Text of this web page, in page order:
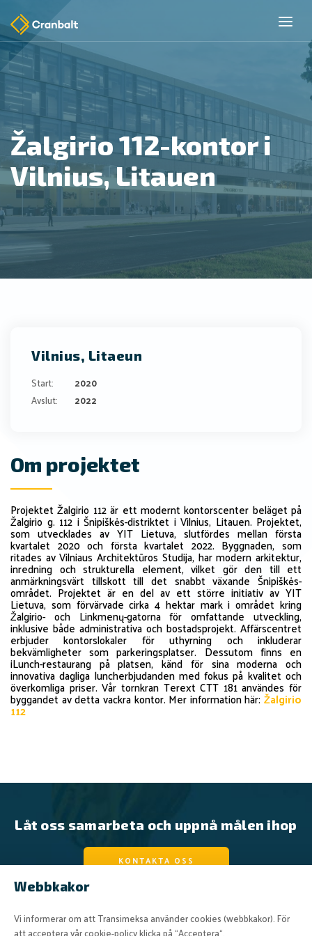
Žalgirio 112-kontor i
Vilnius, Litauen
Vilnius, Litaeun
Start:
Avslut:
2020
2022
Om projektet
Projektet Žalgirio 112 är ett modernt kontorscenter beläget på
Žalgirio g. 112 i Šnipiškės-distriktet i Vilnius, Litauen. Projektet,
som utvecklades av YIT Lietuva, slutfördes mellan första
kvartalet 2020 och första kvartalet 2022. Byggnaden, som
ritades av Vilniaus Architektūros Studija, har modern arkitektur,
inredning och strukturella element, vilket gör den till ett
anmärkningsvärt tillskott till det snabbt växande Šnipiškės-
området. Projektet är en del av ett större initiativ av YIT
Lietuva, som förvärvade cirka 4 hektar mark i området kring
Žalgirio- och Linkmenų-gatorna för omfattande utveckling,
inklusive både administrativa och bostadsprojekt. Affärscentret
erbjuder kontorslokaler för uthyrning och inkluderar
bekvämligheter som parkeringsplatser. Dessutom finns en
iLunch-restaurang på platsen, känd för sina moderna och
innovativa dagliga luncherbjudanden med fokus på kvalitet och
överkomliga priser. Vår tornkran Terext CTT 181 användes för
byggandet av detta vackra kontor. Mer information här: Žalgirio
112
Låt oss samarbeta och uppnå målen ihop
KONTAKTA OSS
Webbkakor
Vi informerar om att Transimeksa använder cookies (webbkakor). För
att acceptera vår cookie-policy klicka på “Acceptera“.